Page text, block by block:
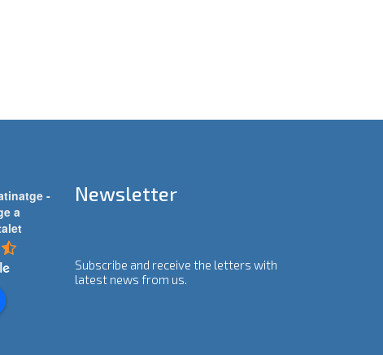
-
a
Newsletter
Subscribe and receive the letters with
latest news from us.